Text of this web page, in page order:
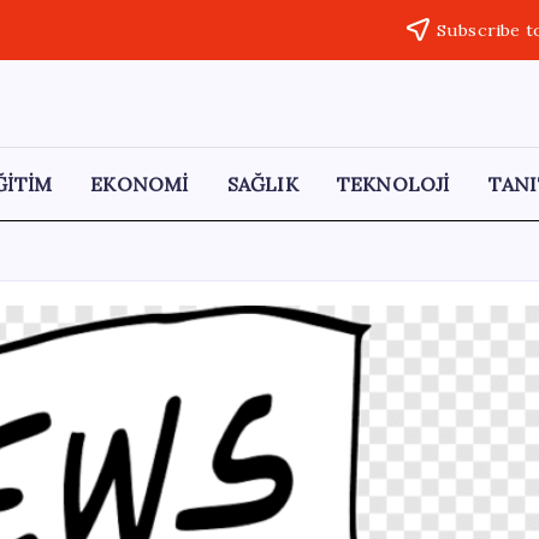
Subscribe
EKONOMİ SAĞLIK TEKNOLOJİ